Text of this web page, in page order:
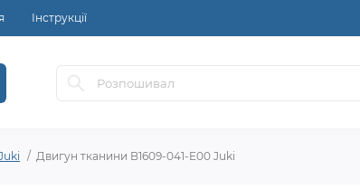
Інструкції
Двигун тканини B1609-041-E00 Juki